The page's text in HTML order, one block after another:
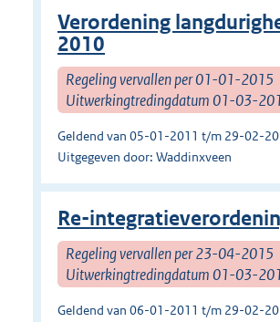
Verordening
2010
Regeling vervallen per 01-01-2015
Uitwerkingtredingdatum 01-03-
Geldend van 05-01-2011 t/m 29-02-
Uitgegeven door: Waddinxveen
Re-
Regeling vervallen per 23-04-2015
Uitwerkingtredingdatum 01-03-
Geldend van 06-01-2011 t/m 29-02-